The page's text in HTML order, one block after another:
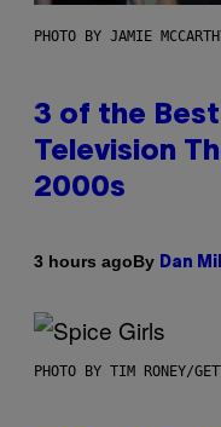
PHOTO BY JAMIE
3 of the
Television
2000s
3 hours agoBy Dan
PHOTO BY TIM RONEY/